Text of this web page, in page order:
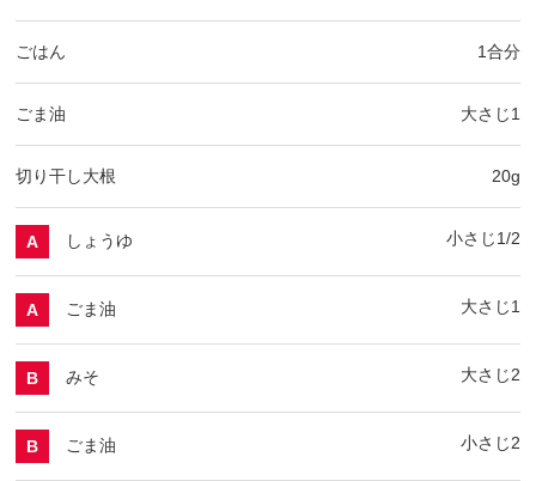
ごはん 1合分
ごま油 大さじ1
切り干し大根 20g
A しょうゆ 小さじ1/2
A ごま油 大さじ1
B みそ 大さじ2
B ごま油 小さじ2